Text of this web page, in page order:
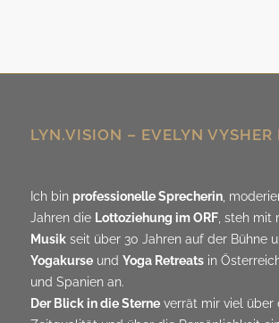
LYN.VISION – EVELYN VYSHER
Ich bin professionelle Sprecherin,
Jahren die Lottoziehung im ORF, steh mit
Musikseit über 30 Jahren auf der Bühne
Yogakurseund Yoga Retreatsin
und Spanien an.
Der Blick in die Sterneverrät mir viel über